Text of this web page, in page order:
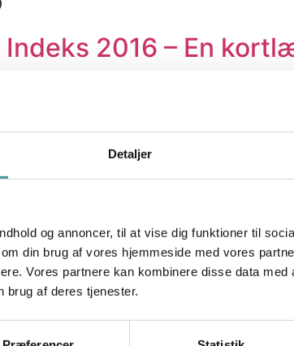
Detaljer
og annoncer, til at vise dig funktioner til
din brug af vores hjemmeside med vores
Vores partnere kan kombinere disse data med
brug af deres tjenester.
Indeks 2016 – En
– undersøgelse om
om årsager til
arbejdsmarked